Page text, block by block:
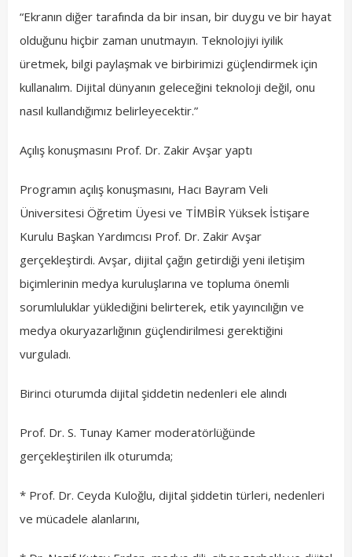
“Ekranın diğer tarafında da bir insan, bir duygu ve bir hayat
olduğunu hiçbir zaman unutmayın. Teknolojiyi iyilik
üretmek, bilgi paylaşmak ve birbirimizi güçlendirmek için
kullanalım. Dijital dünyanın geleceğini teknoloji değil, onu
nasıl kullandığımız belirleyecektir.”
Açılış konuşmasını Prof. Dr. Zakir Avşar yaptı
Programın açılış konuşmasını, Hacı Bayram Veli
Üniversitesi Öğretim Üyesi ve TİMBİR Yüksek İstişare
Kurulu Başkan Yardımcısı Prof. Dr. Zakir Avşar
gerçekleştirdi. Avşar, dijital çağın getirdiği yeni iletişim
biçimlerinin medya kuruluşlarına ve topluma önemli
sorumluluklar yüklediğini belirterek, etik yayıncılığın ve
medya okuryazarlığının güçlendirilmesi gerektiğini
vurguladı.
Birinci oturumda dijital şiddetin nedenleri ele alındı
Prof. Dr. S. Tunay Kamer moderatörlüğünde
gerçekleştirilen ilk oturumda;
* Prof. Dr. Ceyda Kuloğlu, dijital şiddetin türleri, nedenleri
ve mücadele alanlarını,